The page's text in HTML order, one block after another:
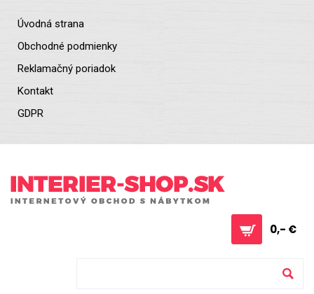
Úvodná strana
Obchodné podmienky
Reklamačný poriadok
Kontakt
GDPR
0,- €